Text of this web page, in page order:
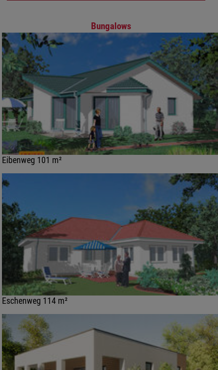
Bungalows
Eibenweg 101 m²
Eschenweg 114 m²